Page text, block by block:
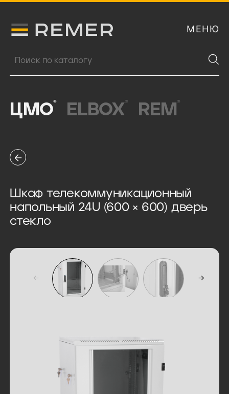
Логитип компании Remer МЕНЮ
Поиск продукции
ЦМО® ELBOX® REM ®
Шкаф телекоммуникационный
напольный 24U (600 × 600) дверь
стекло